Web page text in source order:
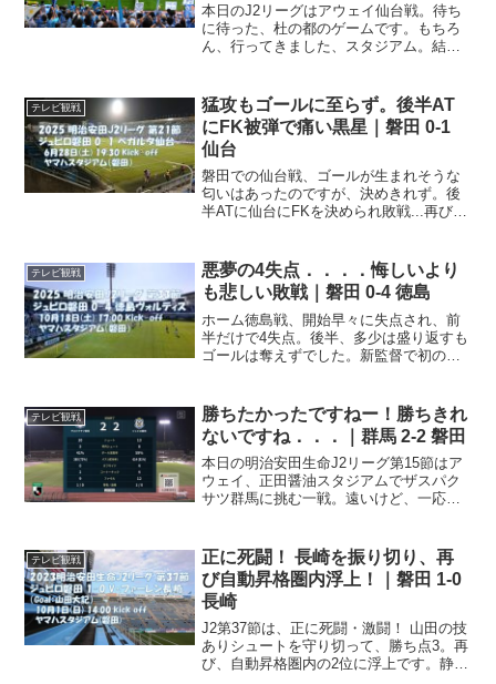
本日のJ2リーグはアウェイ仙台戦。待ち
に待った、杜の都のゲームです。もちろ
ん、行ってきました、スタジアム。結果
の勝利でした。東北アウェイは私のホー
ム！？昨年、J1最下...
テレビ観戦
猛攻もゴールに至らず。後半AT
にFK被弾で痛い黒星｜磐田 0-1
仙台
磐田での仙台戦、ゴールが生まれそうな
匂いはあったのですが、決めきれず。後
半ATに仙台にFKを決められ敗戦...再びの
前節、首位を走る千葉相手に見事に勝利
した、我ら...
テレビ観戦
悪夢の4失点．．．．悔しいより
も悲しい敗戦｜磐田 0-4 徳島
ホーム徳島戦、開始早々に失点され、前
半だけで4失点。後半、多少は盛り返すも
ゴールは奪えずでした。新監督で初のホ
という不本意な順位から浮上できずにい
るジュビロ磐田とし...
テレビ観戦
勝ちたかったですねー！勝ちきれ
ないですね．．．｜群馬 2-2 磐田
本日の明治安田生命J2リーグ第15節はア
ウェイ、正田醤油スタジアムでザスパク
サツ群馬に挑む一戦。遠いけど、一応、
てすぐにシャトルバスに飛び乗れば、日
が変わるか変わらない...
テレビ観戦
正に死闘！ 長崎を振り切り、再
び自動昇格圏内浮上！｜磐田 1-0
長崎
J2第37節は、正に死闘・激闘！ 山田の技
ありシュートを守り切って、勝ち点3。再
び、自動昇格圏内の2位に浮上です。静岡